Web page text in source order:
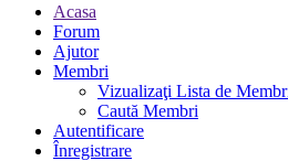
Acasa
Forum
Ajutor
Membri
Vizualizaţi Lista de
Caută Membri
Autentificare
Înregistrare